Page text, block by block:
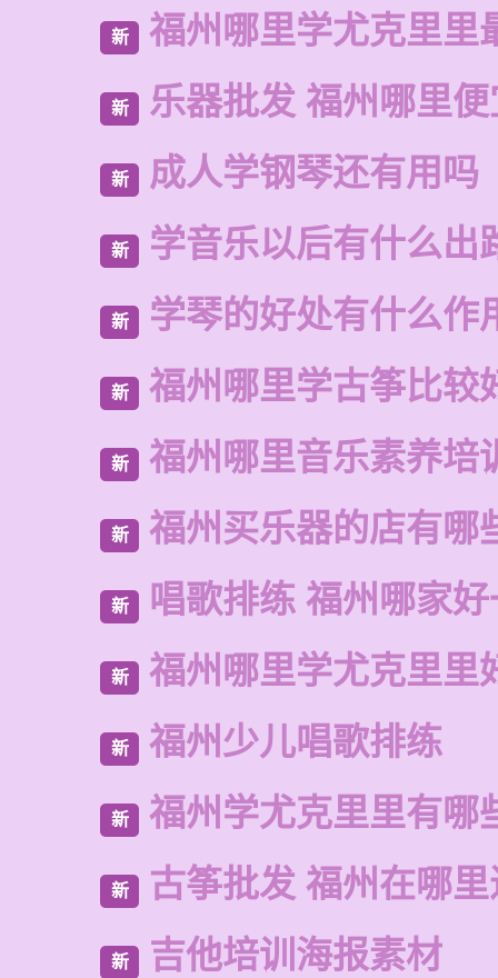
新 福州哪里学尤克里里
新 乐器批发 福州哪里
新 成人学钢琴还有用吗
新 学音乐以后有什么出
新 学琴的好处有什么作
新 福州哪里学古筝比较
新 福州哪里音乐素养培
新 福州买乐器的店有哪
新 唱歌排练 福州哪家
新 福州哪里学尤克里里
新 福州少儿唱歌排练
新 福州学尤克里里有哪
新 古筝批发 福州在哪
新 吉他培训海报素材